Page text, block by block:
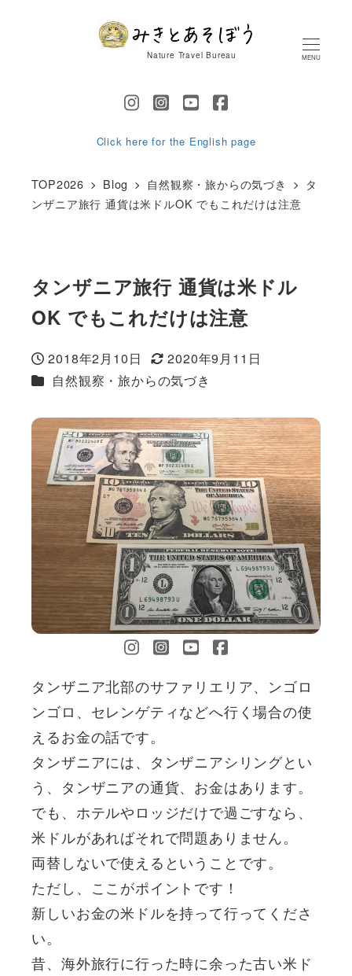
Nature Travel Bureau MENU
Click here for the English page
TOP2026 Blog 自然観察・旅からの気づき
タ
ンザニア旅行 通貨は米ドルOK でもこれだけは注意
タンザニア旅行 通貨は米ドル
OK でもこれだけは注意
投稿日
2018年2月10日
更新日
2020年9月11日
カテゴリー
自然観察・旅からの気づき
タンザニア北部のサファリエリア、ンゴロ
ンゴロ、セレンゲティなどへ行く場合の使
えるお金の話です。
タンザニアには、タンザニアシリングとい
う、タンザニアの通貨、お金はあります。
でも、ホテルやロッジだけで過ごすなら、
米ドルがあればそれで問題ありません。
両替しないで使えるということです。
ただし、ここがポイントです！
新しいお金の米ドルを持って行ってくださ
い。
昔、海外旅行に行った時に余った古い米ド